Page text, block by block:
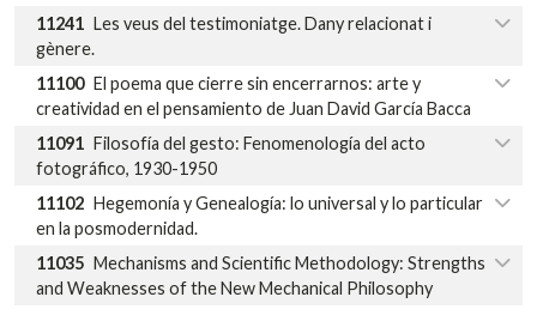
11241 Les veus del testimoniatge. Dany relacionat i
gènere.
11100 El poema que cierre sin encerrarnos: arte y
creatividad en el pensamiento de Juan David García Bacca
11091 Filosofía del gesto: Fenomenología del acto
fotográfico, 1930-1950
11102 Hegemonía y Genealogía: lo universal y lo particular
en la posmodernidad.
11035 Mechanisms and Scientific Methodology: Strengths
and Weaknesses of the New Mechanical Philosophy